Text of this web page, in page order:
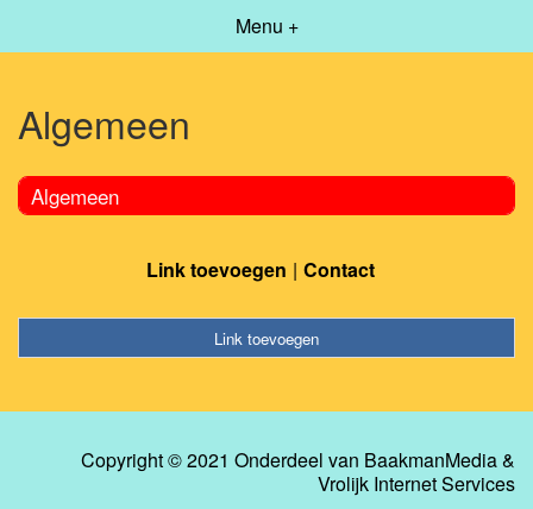
Menu +
Algemeen
Algemeen
Link toevoegen Contact
Link toevoegen
Copyright © 2021 Onderdeel van BaakmanMedia&
Vrolijk Internet Services